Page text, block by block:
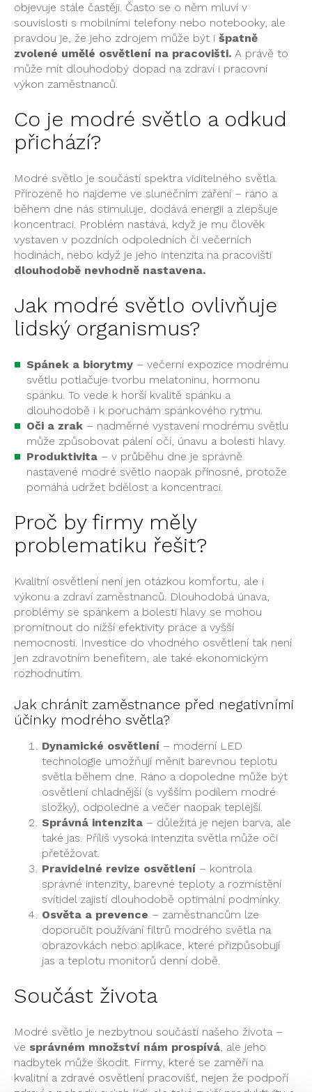
objevuje stále častěji. Často se o něm mluví v
souvislosti s mobilními telefony nebo notebooky, ale
pravdou je, že jeho zdrojem může být i špatně
zvolené umělé osvětlení na pracovišti. A právě to
může mít dlouhodobý dopad na zdraví i pracovní
výkon zaměstnanců.
Co je modré světlo a odkud
přichází?
Modré světlo je součástí spektra viditelného světla.
Přirozeně ho najdeme ve slunečním záření – ráno a
během dne nás stimuluje, dodává energii a zlepšuje
koncentraci. Problém nastává, když je mu člověk
vystaven v pozdních odpoledních či večerních
hodinách, nebo když je jeho intenzita na pracovišti
dlouhodobě nevhodně nastavena.
Jak modré světlo ovlivňuje
lidský organismus?
Spánek a biorytmy – večerní expozice modrému
světlu potlačuje tvorbu melatoninu, hormonu
spánku. To vede k horší kvalitě spánku a
dlouhodobě i k poruchám spánkového rytmu.
Oči a zrak – nadměrné vystavení modrému světlu
může způsobovat pálení očí, únavu a bolesti hlavy.
Produktivita – v průběhu dne je správně
nastavené modré světlo naopak přínosné, protože
pomáhá udržet bdělost a koncentraci.
Proč by firmy měly
problematiku řešit?
Kvalitní osvětlení není jen otázkou komfortu, ale i
výkonu a zdraví zaměstnanců. Dlouhodobá únava,
problémy se spánkem a bolesti hlavy se mohou
promítnout do nižší efektivity práce a vyšší
nemocnosti. Investice do vhodného osvětlení tak není
jen zdravotním benefitem, ale také ekonomickým
rozhodnutím.
Jak chránit zaměstnance před negativními
účinky modrého světla?
Dynamické osvětlení – moderní LED
technologie umožňují měnit barevnou teplotu
světla během dne. Ráno a dopoledne může být
osvětlení chladnější (s vyšším podílem modré
složky), odpoledne a večer naopak teplejší.
Správná intenzita – důležitá je nejen barva, ale
také jas. Příliš vysoká intenzita světla může oči
přetěžovat.
Pravidelné revize osvětlení – kontrola
správné intenzity, barevné teploty a rozmístění
svítidel zajistí dlouhodobě optimální podmínky.
Osvěta a prevence – zaměstnancům lze
doporučit používání filtrů modrého světla na
obrazovkách nebo aplikace, které přizpůsobují
jas a teplotu monitorů denní době.
Součást života
Modré světlo je nezbytnou součástí našeho života –
ve správném množství nám prospívá, ale jeho
nadbytek může škodit. Firmy, které se zaměří na
kvalitní a zdravé osvětlení pracovišť, nejen že podpoří